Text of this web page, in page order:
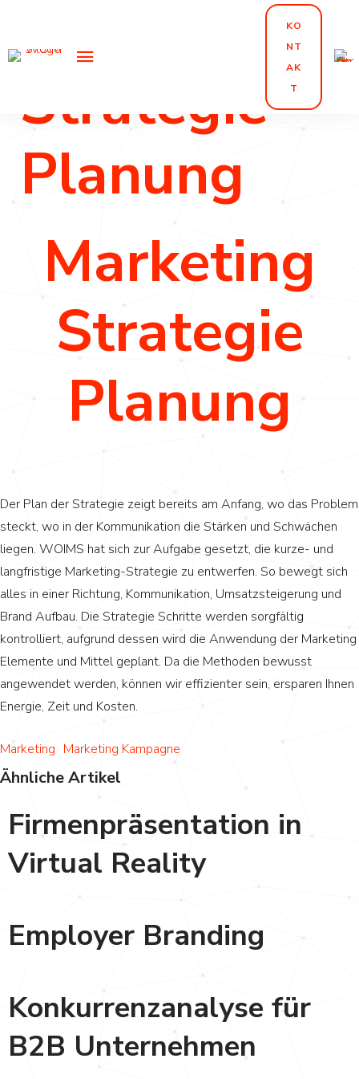
KO
NT
AK
T
Marketing
Strategie
Planung
Marketing
Strategie
Planung
Der Plan der Strategie zeigt bereits am Anfang, wo das Problem
steckt, wo in der Kommunikation die Stärken und Schwächen
liegen. WOIMS hat sich zur Aufgabe gesetzt, die kurze- und
langfristige Marketing-Strategie zu entwerfen. So bewegt sich
alles in einer Richtung, Kommunikation, Umsatzsteigerung und
Brand Aufbau. Die Strategie Schritte werden sorgfältig
kontrolliert, aufgrund dessen wird die Anwendung der Marketing
Elemente und Mittel geplant. Da die Methoden bewusst
angewendet werden, können wir effizienter sein, ersparen Ihnen
Energie, Zeit und Kosten.
Marketing Marketing Kampagne
Ähnliche Artikel
Firmenpräsentation in
Virtual Reality
Employer Branding
Konkurrenzanalyse für
B2B Unternehmen